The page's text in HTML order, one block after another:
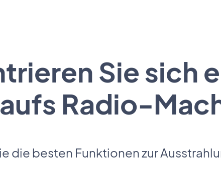
Sie sich
aufs Radio-
die besten Funktionen zur